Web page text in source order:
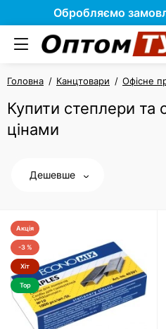
Обробляємо
Головна Канцтовари Офісне
Купити степлери та
цінами
Дешевше
Акція
-3 %
Хіт
Top